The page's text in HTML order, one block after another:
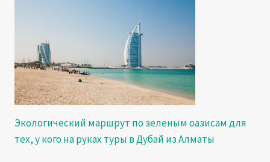
Экологический маршрут по зеленым оазисам для
тех, у кого на руках туры в Дубай из Алматы